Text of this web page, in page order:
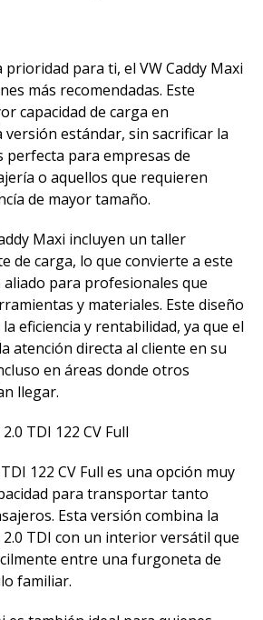
prioridad para ti, el VW Caddy Maxi
más recomendadas. Este
capacidad de carga en
versión estándar, sin sacrificar la
perfecta para empresas de
o aquellos que requieren
de mayor tamaño.
Maxi incluyen un taller
de carga, lo que convierte a este
para profesionales que
y materiales. Este diseño
eficiencia y rentabilidad, ya que el
atención directa al cliente en su
en áreas donde otros
llegar.
TDI 122 CV Full
122 CV Full es una opción muy
para transportar tanto
Esta versión combina la
TDI con un interior versátil que
entre una furgoneta de
familiar.